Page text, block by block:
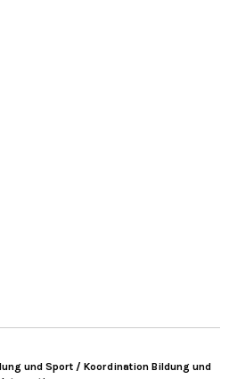
und Sport / Koordination Bildung und